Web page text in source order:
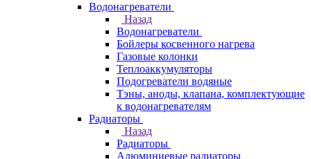
Водонагреватели
Назад
Водонагреватели
Бойлеры косвенного нагрева
Газовые колонки
Теплоаккумуляторы
Подогреватели водяные
Тэны, аноды, клапана, комплектующие
к водонагревателям
Радиаторы
Назад
Радиаторы
Алюминиевые радиаторы